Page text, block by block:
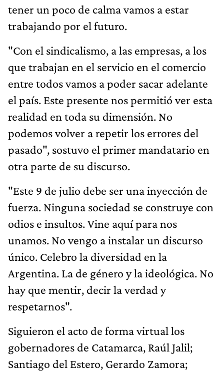
tener un poco de calma vamos a estar
trabajando por el futuro.
"Con el sindicalismo, a las empresas, a los
que trabajan en el servicio en el comercio
entre todos vamos a poder sacar adelante
el país. Este presente nos permitió ver esta
realidad en toda su dimensión. No
podemos volver a repetir los errores del
pasado", sostuvo el primer mandatario en
otra parte de su discurso.
"Este 9 de julio debe ser una inyección de
fuerza. Ninguna sociedad se construye con
odios e insultos. Vine aquí para nos
unamos. No vengo a instalar un discurso
único. Celebro la diversidad en la
Argentina. La de género y la ideológica. No
hay que mentir, decir la verdad y
respetarnos".
Siguieron el acto de forma virtual los
gobernadores de Catamarca, Raúl Jalil;
Santiago del Estero, Gerardo Zamora;